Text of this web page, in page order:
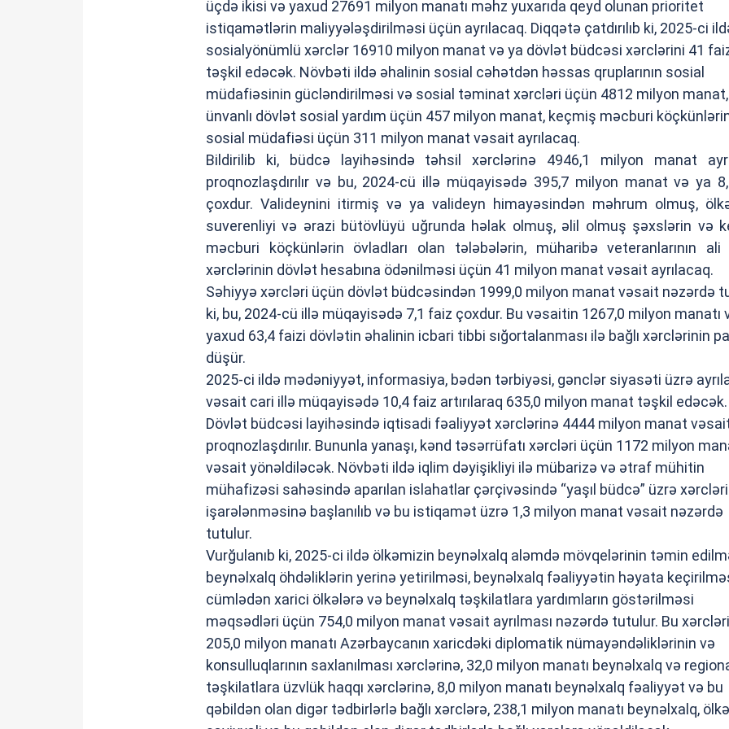
üçdə ikisi və yaxud 27691 milyon manatı məhz yuxarıda qeyd olunan prioritet
istiqamətlərin maliyyələşdirilməsi üçün ayrılacaq. Diqqətə çatdırılıb ki, 2025-ci
sosialyönümlü xərclər 16910 milyon manat və ya dövlət büdcəsi xərclərini 41
təşkil edəcək. Növbəti ildə əhalinin sosial cəhətdən həssas qruplarının sosial
müdafiəsinin gücləndirilməsi və sosial təminat xərcləri üçün 4812 milyon manat,
ünvanlı dövlət sosial yardım üçün 457 milyon manat, keçmiş məcburi
sosial müdafiəsi üçün 311 milyon manat vəsait ayrılacaq.
Bildirilib ki, büdcə layihəsində təhsil xərclərinə 4946,1 milyon manat
proqnozlaşdırılır və bu, 2024-cü illə müqayisədə 395,7 milyon manat və ya
çoxdur. Valideynini itirmiş və ya valideyn himayəsindən məhrum olmuş,
suverenliyi və ərazi bütövlüyü uğrunda həlak olmuş, əlil olmuş şəxslərin və
məcburi köçkünlərin övladları olan tələbələrin, müharibə veteranlarının ali
xərclərinin dövlət hesabına ödənilməsi üçün 41 milyon manat vəsait ayrılacaq.
Səhiyyə xərcləri üçün dövlət büdcəsindən 1999,0 milyon manat vəsait nəzərdə
ki, bu, 2024-cü illə müqayisədə 7,1 faiz çoxdur. Bu vəsaitin 1267,0 milyon manatı
yaxud 63,4 faizi dövlətin əhalinin icbari tibbi sığortalanması ilə bağlı xərclərinin
düşür.
2025-ci ildə mədəniyyət, informasiya, bədən tərbiyəsi, gənclər siyasəti üzrə
vəsait cari illə müqayisədə 10,4 faiz artırılaraq 635,0 milyon manat təşkil edəcək.
Dövlət büdcəsi layihəsində iqtisadi fəaliyyət xərclərinə 4444 milyon manat
proqnozlaşdırılır. Bununla yanaşı, kənd təsərrüfatı xərcləri üçün 1172 milyon
vəsait yönəldiləcək. Növbəti ildə iqlim dəyişikliyi ilə mübarizə və ətraf mühitin
mühafizəsi sahəsində aparılan islahatlar çərçivəsində “yaşıl büdcə” üzrə
işarələnməsinə başlanılıb və bu istiqamət üzrə 1,3 milyon manat vəsait nəzərdə
tutulur.
Vurğulanıb ki, 2025-ci ildə ölkəmizin beynəlxalq aləmdə mövqelərinin təmin
beynəlxalq öhdəliklərin yerinə yetirilməsi, beynəlxalq fəaliyyətin həyata
cümlədən xarici ölkələrə və beynəlxalq təşkilatlara yardımların göstərilməsi
məqsədləri üçün 754,0 milyon manat vəsait ayrılması nəzərdə tutulur. Bu
205,0 milyon manatı Azərbaycanın xaricdəki diplomatik nümayəndəliklərinin və
konsulluqlarının saxlanılması xərclərinə, 32,0 milyon manatı beynəlxalq və
təşkilatlara üzvlük haqqı xərclərinə, 8,0 milyon manatı beynəlxalq fəaliyyət və bu
qəbildən olan digər tədbirlərlə bağlı xərclərə, 238,1 milyon manatı beynəlxalq, ölkə